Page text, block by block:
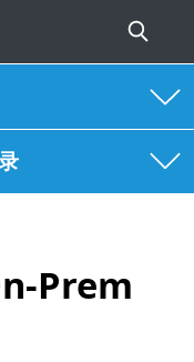
Prem